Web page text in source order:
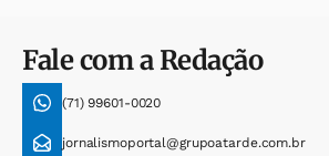
Fale com a Redação
(71) 99601-0020
jornalismoportal@grupoatarde.com.br